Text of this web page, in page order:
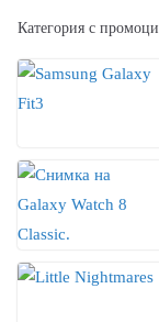
Категория с